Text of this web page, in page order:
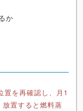
か
置を再確認し、月1
置すると燃料蒸